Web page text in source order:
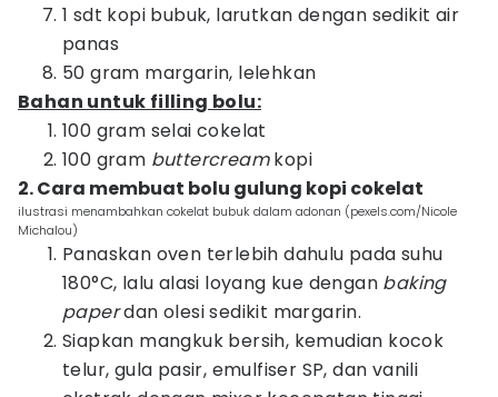
1 sdt kopi bubuk, larutkan dengan sedikit air
panas
50 gram margarin, lelehkan
Bahan untuk filling bolu:
100 gram selai cokelat
100 gram buttercreamkopi
2. Cara membuat bolu gulung kopi cokelat
ilustrasi menambahkan cokelat bubuk dalam adonan (pexels.com/Nicole
Michalou)
Panaskan oven terlebih dahulu pada suhu
180°C, lalu alasi loyang kue dengan baking
paperdan olesi sedikit margarin.
Siapkan mangkuk bersih, kemudian kocok
telur, gula pasir, emulfiser SP, dan vanili